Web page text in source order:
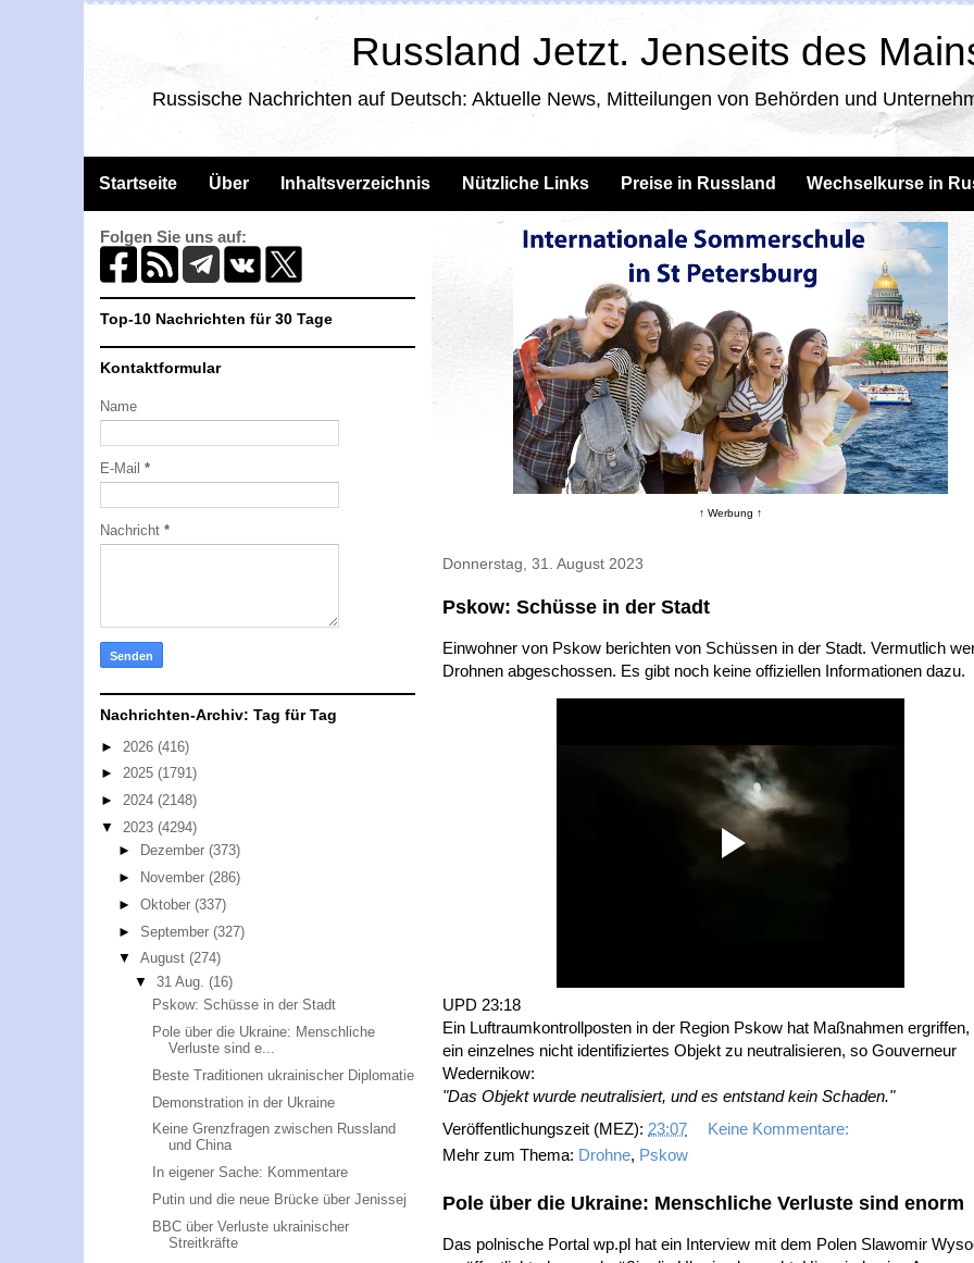
Russland Jetzt. Jenseits des
Russische Nachrichten auf Deutsch: Aktuelle News, Mitteilungen von Behörden und
Startseite Über Inhaltsverzeichnis Nützliche Links Preise in Russland Wechselkurse in
↑ Werbung ↑
Donnerstag, 31. August 2023
Pskow: Schüsse in der Stadt
Einwohner von Pskow berichten von Schüssen in der Stadt. Vermutlich
Drohnen abgeschossen. Es gibt noch keine offiziellen Informationen dazu.
UPD 23:18
Ein Luftraumkontrollposten in der Region Pskow hat Maßnahmen ergriffen,
ein einzelnes nicht identifiziertes Objekt zu neutralisieren, so Gouverneur
Wedernikow:
"Das Objekt wurde neutralisiert, und es entstand kein Schaden."
Veröffentlichungszeit (MEZ): 23:07
Keine Kommentare:
Mehr zum Thema: Drohne, Pskow
Pole über die Ukraine: Menschliche Verluste sind enorm
Das polnische Portal wp.pl hat ein Interview mit dem Polen Slawomir
Folgen Sie uns auf:
Top-10 Nachrichten für 30 Tage
Kontaktformular
Name
E-Mail *
Nachricht *
Nachrichten-Archiv: Tag für Tag
► 2026 (416)
► 2025 (1791)
► 2024 (2148)
▼ 2023 (4294)
►
Dezember (373)
►
November (286)
► Oktober (337)
► September (327)
▼ August (274)
▼31 Aug.(16)
Pskow: Schüsse in der Stadt
Pole über die Ukraine: Menschliche
Verluste sind e...
Beste Traditionen ukrainischer Diplomatie
Demonstration in der Ukraine
Keine Grenzfragen zwischen Russland
und China
In eigener Sache: Kommentare
Putin und die neue Brücke über Jenissej
BBC über Verluste ukrainischer
Streitkräfte